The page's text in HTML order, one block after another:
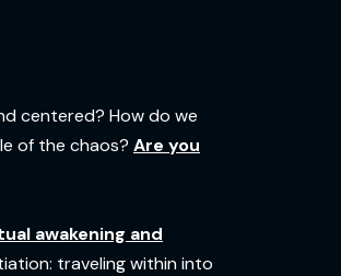
centered? How do we
of the chaos? Are you
awakening and
traveling within into